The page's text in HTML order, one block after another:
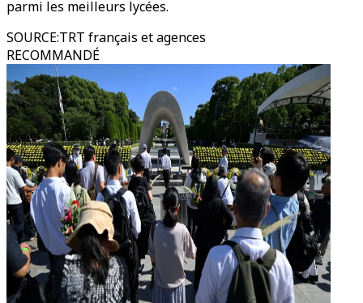
parmi les meilleurs lycées.
SOURCE:TRT français et agences
RECOMMANDÉ